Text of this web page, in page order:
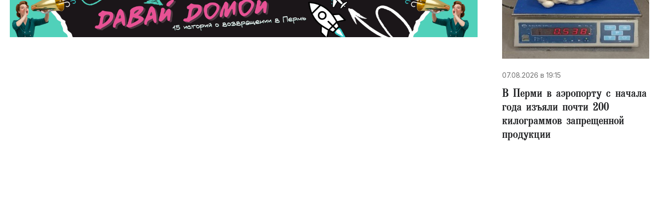
07.08.2026 в 19:15
В Перми в аэропорту с начала
года изъяли почти 200
килограммов запрещенной
продукции